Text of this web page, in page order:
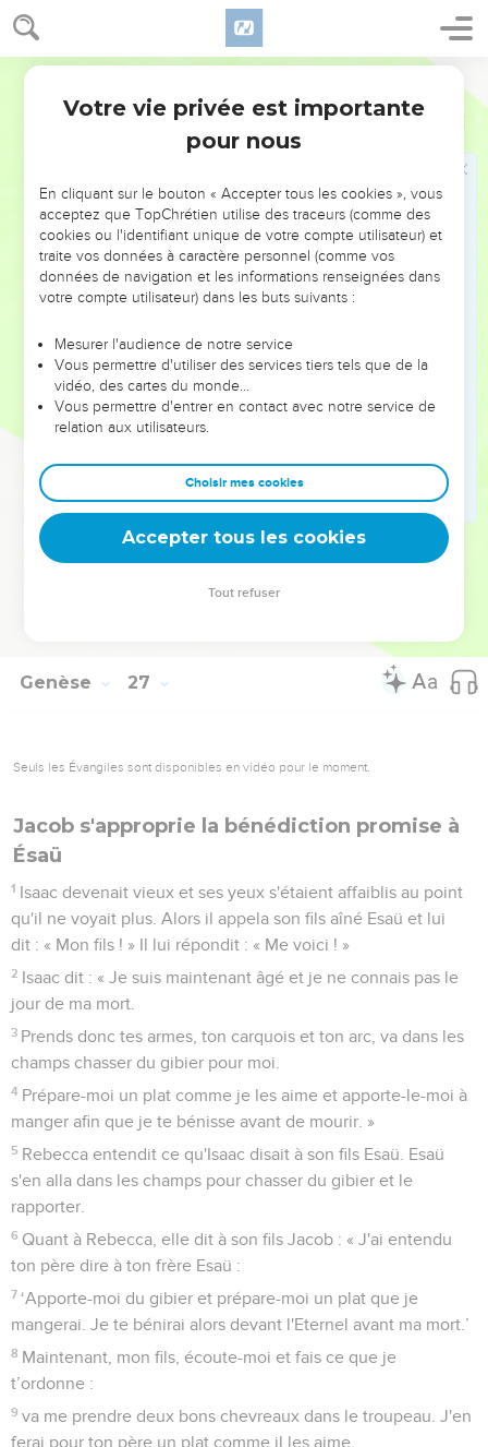
Genèse 26
vous me détestez et que vous m'avez renvoyé de chez
vous ? »
28
C'est pourquoi nous disons : ‘Qu'il y ait un serment entre
nous, entre nous et toi. Concluons une alliance avec toi !’
ne t'avons pas maltraité, que nous t'avons fait seulement du
bien et que nous t'avons laissé partir dans la paix.
Maintenant, tu es béni de l'Eternel. »
Isaac leur prépara un festin et ils mangèrent et burent.
serment. Isaac les laissa partir et ils le quittèrent dans la paix.
Ce jour-là, des serviteurs d'Isaac vinrent lui parler du puits
qu'ils creusaient et lui dirent : « Nous avons trouvé de l'eau. »
Il appela le puits Shiba. C'est pourquoi on a donné à la
Mariage d'Ésaü
A l'âge de 40 ans, Esaü prit pour femmes Judith, fille de
Genèse 27
Seuls les Évangiles sont disponibles en vidéo pour le moment.
Jacob s'approprie la bénédiction promise à
Ésaü
1 Isaac devenait vieux et ses yeux s'étaient affaiblis au point
qu'il ne voyait plus. Alors il appela son fils aîné Esaü et lui
dit : « Mon fils ! » Il lui répondit : « Me voici ! »
2 Isaac dit : « Je suis maintenant âgé et je ne connais pas le
jour de ma mort.
3 Prends donc tes armes, ton carquois et ton arc, va dans les
champs chasser du gibier pour moi.
4 Prépare-moi un plat comme je les aime et apporte-le-moi à
manger afin que je te bénisse avant de mourir. »
5 Rebecca entendit ce qu'Isaac disait à son fils Esaü. Esaü
s'en alla dans les champs pour chasser du gibier et le
rapporter.
6 Quant à Rebecca, elle dit à son fils Jacob : « J'ai entendu
ton père dire à ton frère Esaü :
7 ‘Apporte-moi du gibier et prépare-moi un plat que je
mangerai. Je te bénirai alors devant l'Eternel avant ma mort.’
8 Maintenant, mon fils, écoute-moi et fais ce que je
t’ordonne :
9 va me prendre deux bons chevreaux dans le troupeau. J'en
ferai pour ton père un plat comme il les aime,
Votre vie privée est importante
pour nous
En cliquant sur le bouton « Accepter tous les cookies », vous
acceptez que TopChrétien utilise des traceurs (comme des
cookies ou l'identifiant unique de votre compte utilisateur) et
traite vos données à caractère personnel (comme vos
données de navigation et les informations renseignées dans
votre compte utilisateur) dans les buts suivants :
Mesurer l'audience de notre service
Vous permettre d'utiliser des services tiers tels que de la
vidéo, des cartes du monde…
Vous permettre d'entrer en contact avec notre service de
relation aux utilisateurs.
Choisir mes cookies
Accepter tous les cookies
Tout refuser